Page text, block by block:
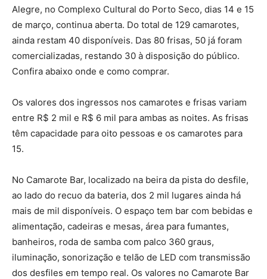
Alegre, no Complexo Cultural do Porto Seco, dias 14 e 15
de março, continua aberta. Do total de 129 camarotes,
ainda restam 40 disponíveis. Das 80 frisas, 50 já foram
comercializadas, restando 30 à disposição do público.
Confira abaixo onde e como comprar.
Os valores dos ingressos nos camarotes e frisas variam
entre R$ 2 mil e R$ 6 mil para ambas as noites. As frisas
têm capacidade para oito pessoas e os camarotes para
15.
No Camarote Bar, localizado na beira da pista do desfile,
ao lado do recuo da bateria, dos 2 mil lugares ainda há
mais de mil disponíveis. O espaço tem bar com bebidas e
alimentação, cadeiras e mesas, área para fumantes,
banheiros, roda de samba com palco 360 graus,
iluminação, sonorização e telão de LED com transmissão
dos desfiles em tempo real. Os valores no Camarote Bar